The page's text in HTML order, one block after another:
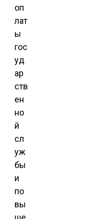
оп
лат
ы
гос
уд
ар
ств
ен
но
й
сл
уж
бы
и
по
вы